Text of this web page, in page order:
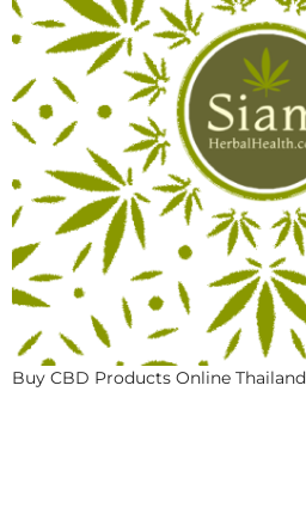
Buy CBD Products Online Thailand